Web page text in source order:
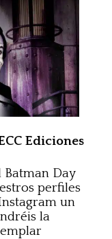
Ediciones
Batman Day
perfiles
un
la